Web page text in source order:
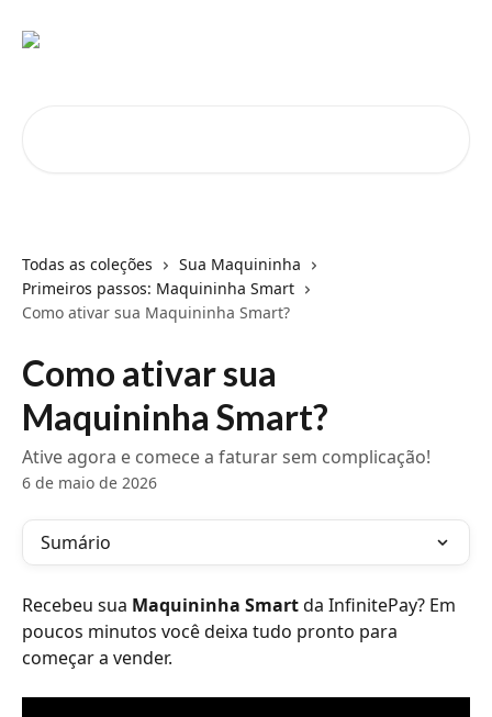
Todas as coleções
Sua Maquininha
Primeiros passos: Maquininha Smart
Como ativar sua Maquininha Smart?
Como ativar sua
Maquininha Smart?
Ative agora e comece a faturar sem complicação!
6 de maio de 2026
Sumário
Recebeu sua Maquininha Smart da InfinitePay? Em
poucos minutos você deixa tudo pronto para
começar a vender.